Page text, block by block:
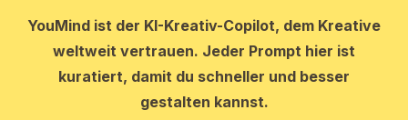
YouMind ist der KI-Kreativ-Copilot, dem Kreative
weltweit vertrauen. Jeder Prompt hier ist
kuratiert, damit du schneller und besser
gestalten kannst.